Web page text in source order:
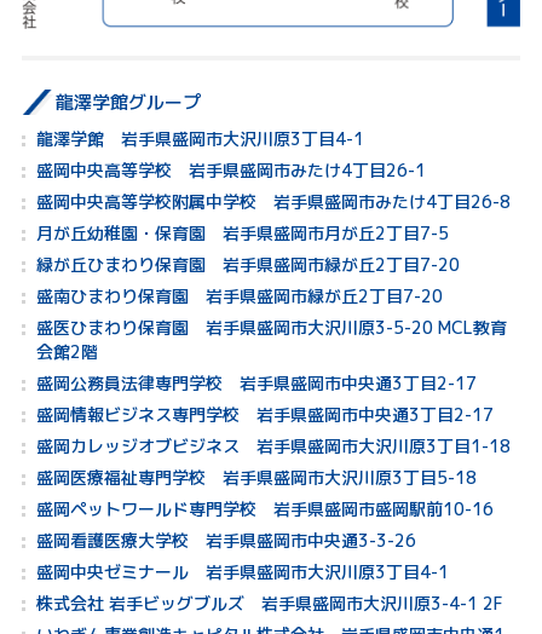
龍澤学館グループ
龍澤学館 岩手県盛岡市大沢川原3丁目4-1
盛岡中央高等学校 岩手県盛岡市みたけ4丁目26-1
盛岡中央高等学校附属中学校 岩手県盛岡市みたけ4丁目26-8
月が丘幼稚園・保育園 岩手県盛岡市月が丘2丁目7-5
緑が丘ひまわり保育園 岩手県盛岡市緑が丘2丁目7-20
盛南ひまわり保育園 岩手県盛岡市緑が丘2丁目7-20
盛医ひまわり保育園 岩手県盛岡市大沢川原3-5-20 MCL教育
会館2階
盛岡公務員法律専門学校 岩手県盛岡市中央通3丁目2-17
盛岡情報ビジネス専門学校 岩手県盛岡市中央通3丁目2-17
盛岡カレッジオブビジネス 岩手県盛岡市大沢川原3丁目1-18
盛岡医療福祉専門学校 岩手県盛岡市大沢川原3丁目5-18
盛岡ペットワールド専門学校 岩手県盛岡市盛岡駅前10-16
盛岡看護医療大学校 岩手県盛岡市中央通3-3-26
盛岡中央ゼミナール 岩手県盛岡市大沢川原3丁目4-1
株式会社 岩手ビッグブルズ 岩手県盛岡市大沢川原3-4-1 2F